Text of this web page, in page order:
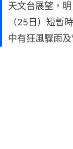
天文台展望，
（25日）短暫
中有狂風驟雨